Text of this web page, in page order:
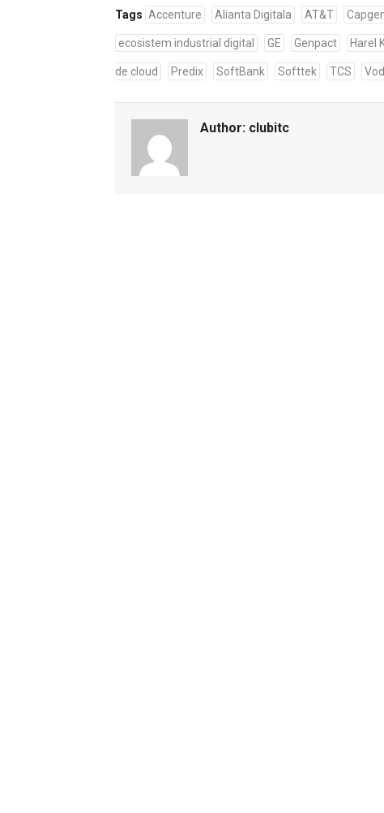
Tags Accenture Alianta Digitala AT&T
ecosistem industrial digital GE Genpact Harel
de cloud Predix SoftBank Softtek TCS
Author: clubitc